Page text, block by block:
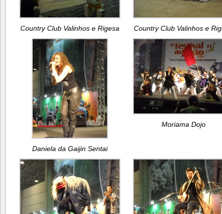
Country Club Valinhos e Rigesa Country Club Valinhos e
Daniela da Gaijin Sentai
Moriama Dojo